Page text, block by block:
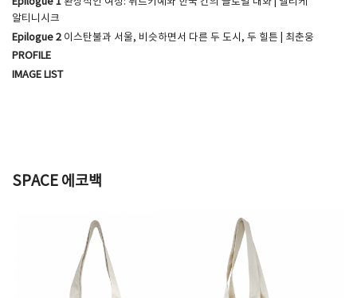
알티니시크
Epilogue 2 이스탄불과 서울, 비슷하면서 다른 두 도시, 두 힐튼 | 최춘웅
PROFILE
IMAGE LIST
SPACE 에코백